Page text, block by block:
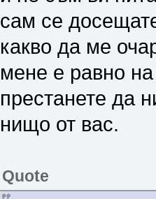
сам се
какво да ме
мене е равно на
престанете да
нищо от вас.
Quote